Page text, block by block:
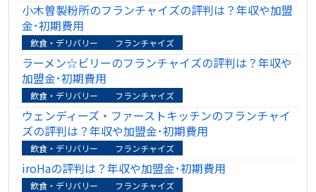
小木曽製粉所のフランチャイズの評判は？年収や加盟
金･初期費用
飲食・デリバリー フランチャイズ
ラーメン☆ビリーのフランチャイズの評判は？年収や
加盟金･初期費用
飲食・デリバリー フランチャイズ
ウェンディーズ・ファーストキッチンのフランチャイ
ズの評判は？年収や加盟金･初期費用
飲食・デリバリー フランチャイズ
iroHaの評判は？年収や加盟金･初期費用
飲食・デリバリー フランチャイズ